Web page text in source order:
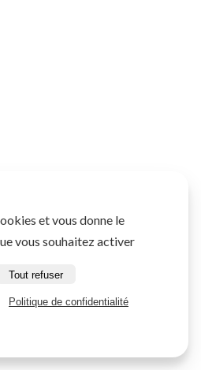
et vous donne le
vous souhaitez activer
Tout refuser
Politique de confidentialité